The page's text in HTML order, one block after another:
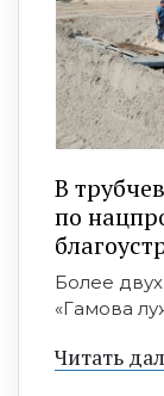
В
по
Более
«Гамова
Читать